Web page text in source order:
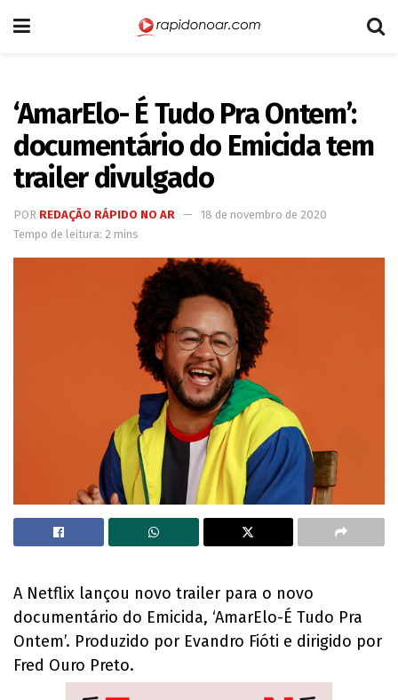
‘AmarElo- É Tudo Pra Ontem’:
documentário do Emicida tem
trailer divulgado
POR REDAÇÃO RÁPIDO NO AR
18 de novembro de 2020
Tempo de leitura: 2 mins
A Netflix lançou novo trailer para o novo
documentário do Emicida, ‘AmarElo-É Tudo Pra
Ontem’. Produzido por Evandro Fióti e dirigido por
Fred Ouro Preto.